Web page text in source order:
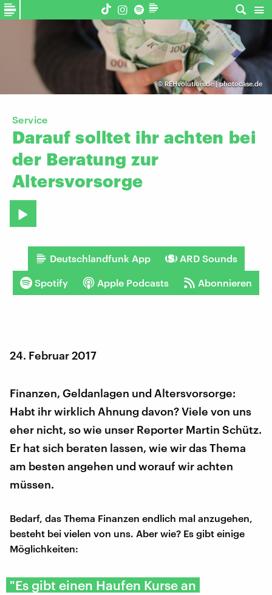
©REHvolution.de | photocase.de
Service
Darauf solltet ihr achten bei
der Beratung zur
Altersvorsorge
Deutschlandfunk App ARD Sounds
Spotify Apple Podcasts Abonnieren
24. Februar 2017
Finanzen, Geldanlagen und Altersvorsorge:
Habt ihr wirklich Ahnung davon? Viele von uns
eher nicht, so wie unser Reporter Martin Schütz.
Er hat sich beraten lassen, wie wir das Thema
am besten angehen und worauf wir achten
müssen.
Bedarf, das Thema Finanzen endlich mal anzugehen,
besteht bei vielen von uns. Aber wie? Es gibt einige
Möglichkeiten:
"Es gibt einen Haufen Kurse an